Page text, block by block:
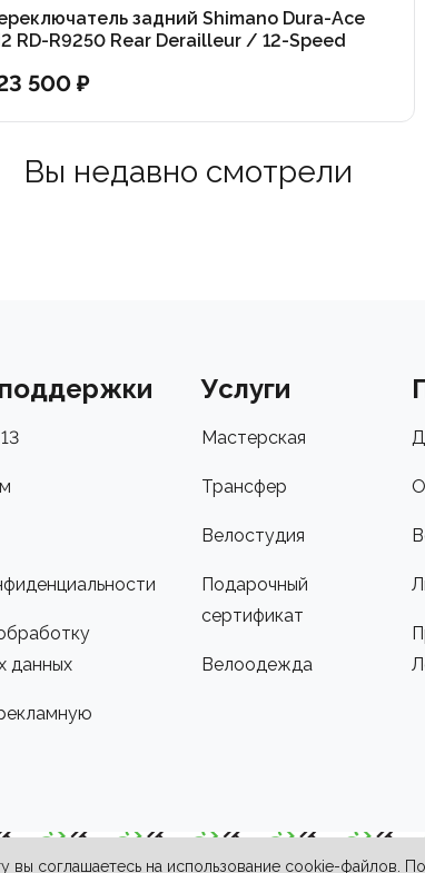
задний Shimano Dura-Ace
RD-R9250 Rear Derailleur / 12-Speed
500 ₽
Вы недавно смотрели
данных
Услуги
Мастерская
Трансфер
Велостудия
Подарочный
сертификат
Велоодежда
вы соглашаетесь на использование cookie-файлов.